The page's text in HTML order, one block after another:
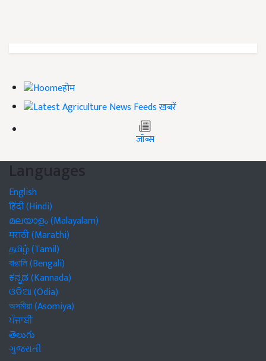
होम
ख़बरें
जॉब्स
Languages
English
हिंदी (Hindi)
മലയാളം (Malayalam)
मराठी (Marathi)
தமிழ் (Tamil)
বাঙালি (Bengali)
ಕನ್ನಡ (Kannada)
ଓଡିଆ (Odia)
অসমীয়া (Asomiya)
ਪੰਜਾਬੀ
తెలుగు
ગુજરાતી